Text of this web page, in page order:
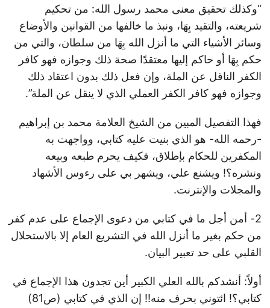
“وكذلك تحقيق معنى محمد رسول الله: من تحكيم
شريعته، والتقيد بِهَا، ونبذ ما خالفها من القوانين والأوضاع
وسائر الأشياء التي ما أنزل الله بِهَا من سلطان، والتي من
حكم بِهَا أو حاكم إليها معتقدًا صحة ذلك وجوازه فهو كافر
الكفر الناقل عن الملة، وإن فعل ذلك بدون اعتقاد ذلك
وجوازه فهو كافر الكفر العملي الذي لا ينقل عن الملة”.
فهذا التفصيل المبين من الشيخ العلامة محمد بن إبراهيم
-رحمه الله- هو الذي بنيت عليه كتابي، وواجهت به
المكفرين للحكام بإطلاق، فكيف يحرم طبعه وبيعه
ونشره؟! ويشنع علي، ويشهر بي على رءوس الأشهاد
والمجلات والإنترنت.
2- أمن أجل ما في كتابي من دعوى الإجماع على عدم كفر
من حكم بغير ما أنزل الله في التشريع العام إلا بالاستحلال
القلبي على حد تعبير البيان.
أولاً: أنشدكم بالله العلي الكبير أين تجدون هذا الإجماع في
كتابي؟! ائتوني بحرف منه!! إن الذي في كتابي (ص81)